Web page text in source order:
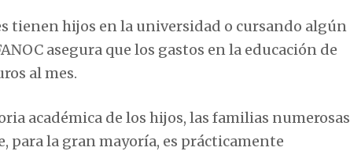
tienen hijos en la universidad o cursando algún
asegura que los gastos en la educación de
al mes.
académica de los hijos, las familias numerosas
para la gran mayoría, es prácticamente